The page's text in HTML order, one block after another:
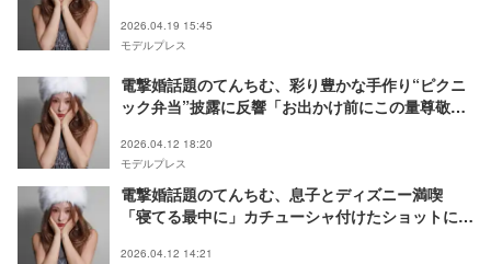
2026.04.19 15:45
モデルプレス
電撃婚話題のてんちむ、彩り豊かな手作り“ピクニ
ック弁当”披露に反響「お出かけ前にこの量尊敬す
2026.04.12 18:20
モデルプレス
電撃婚話題のてんちむ、息子とディズニー満喫
「寝てる最中に」カチューシャ付けたショットに
2026.04.12 14:21